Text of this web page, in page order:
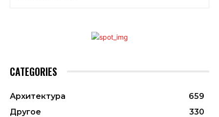
CATEGORIES
Архитектура
659
Другое
330